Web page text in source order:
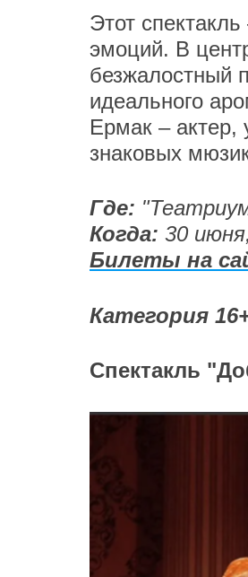
Этот
эмоций. В
безжалостный
идеального
Ермак – актер,
знаковых
Где:
Когда: 30
Билеты на
Категория
Спектакль